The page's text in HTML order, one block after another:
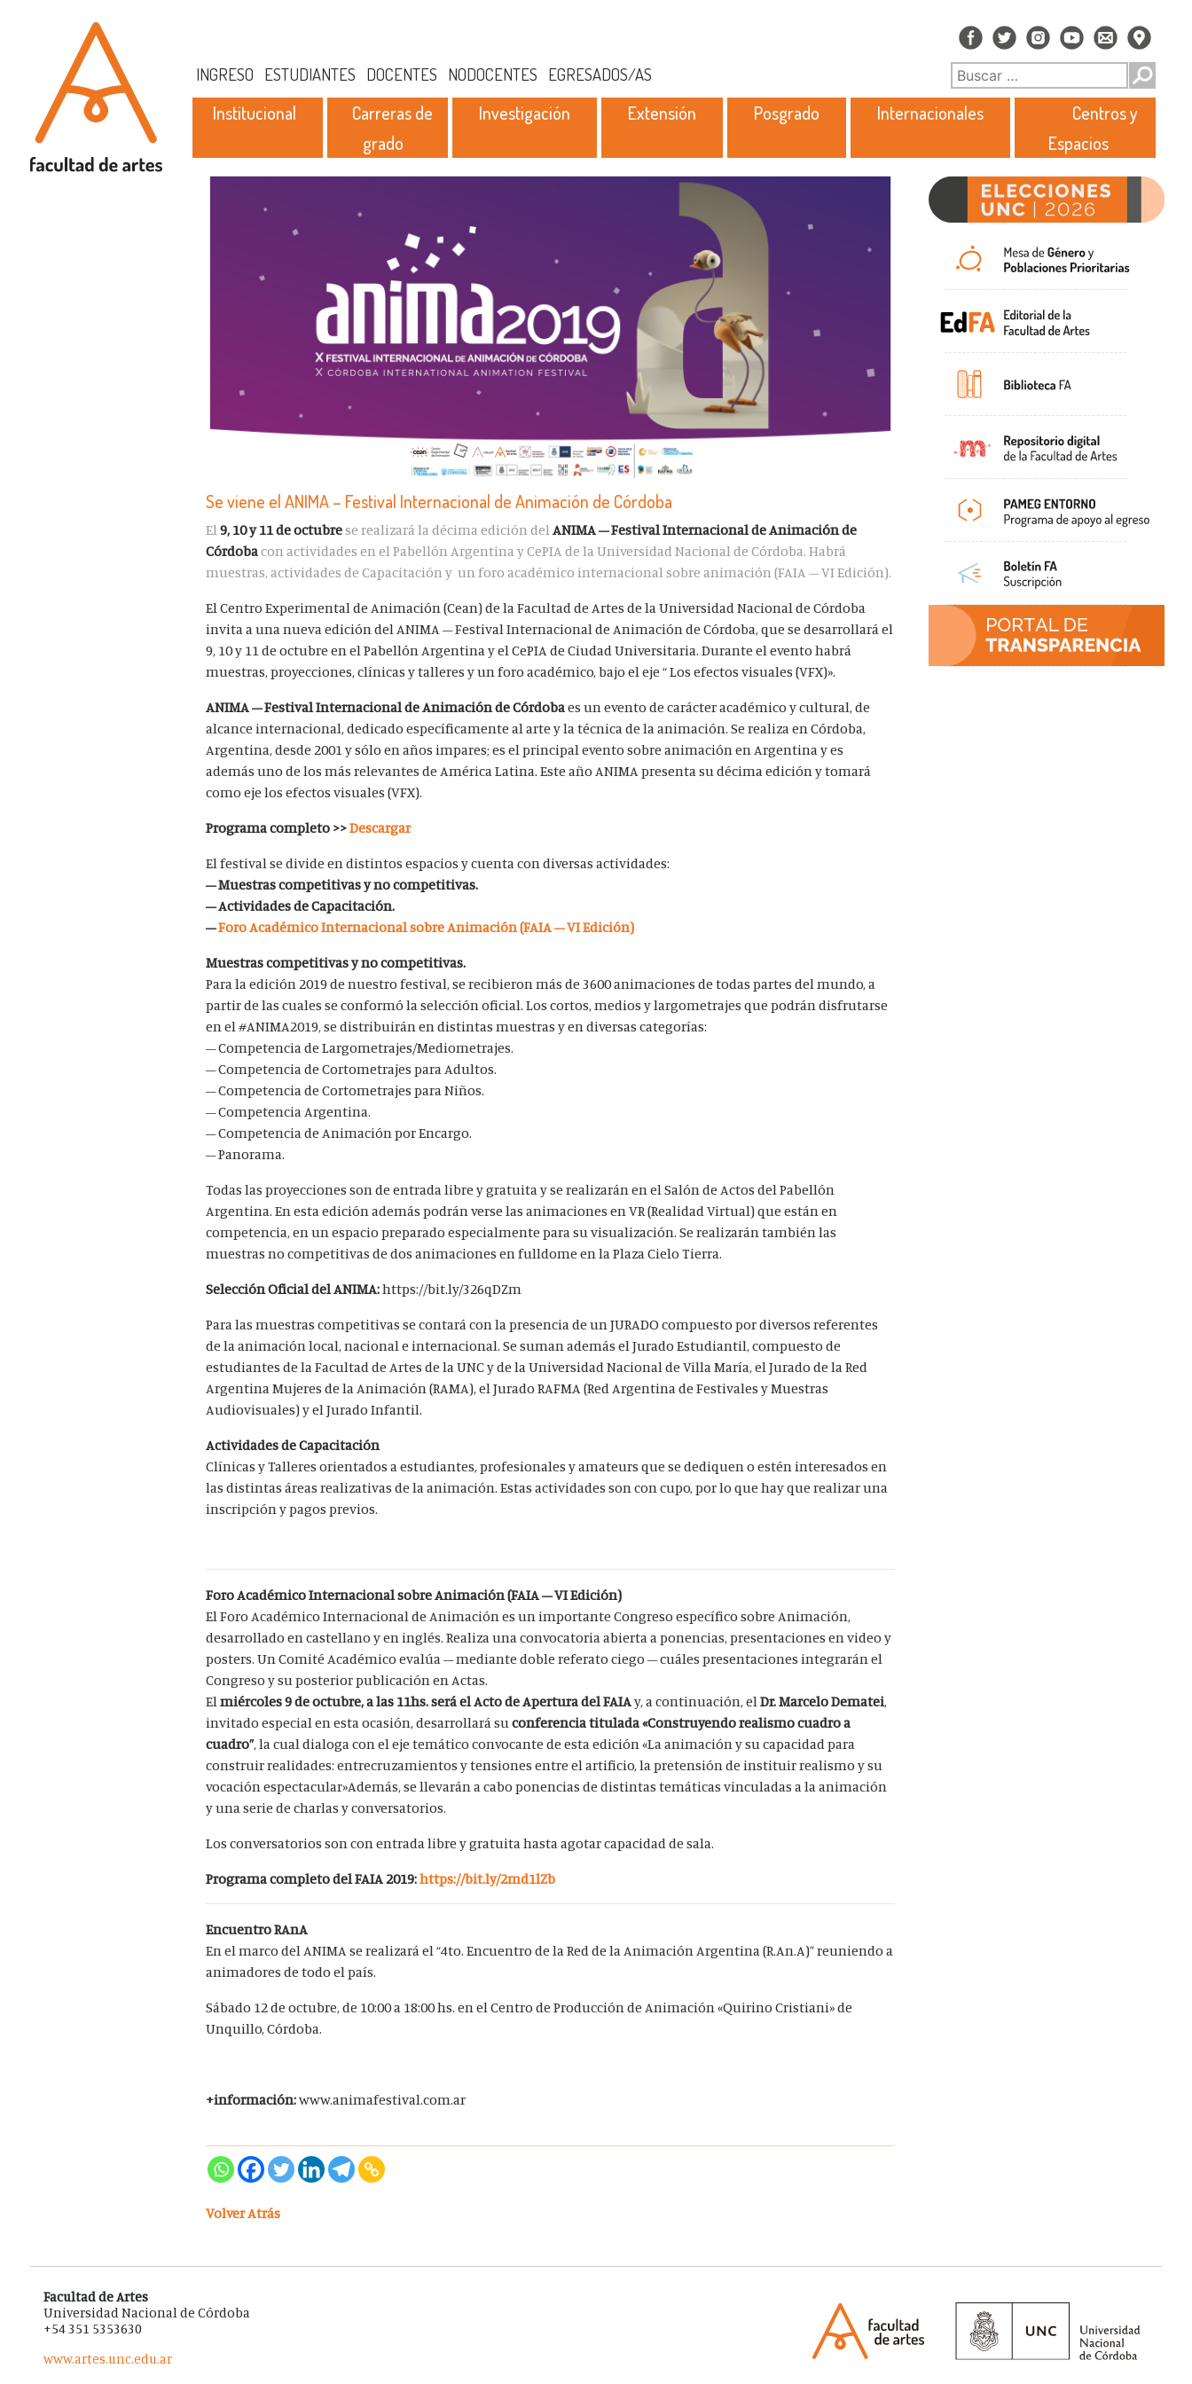
INGRESO ESTUDIANTES DOCENTES NODOCENTES EGRESADOS/AS
Institucional
Carreras de
grado
Investigación Extensión Posgrado Internacionales
Centros y
Espacios
Se viene el ANIMA – Festival Internacional de Animación de Córdoba
El9, 10 y 11 de octubrese realizará la décima edición delANIMA – Festival Internacional de Animación de
Córdobacon actividades en el Pabellón Argentina y CePIA de la Universidad Nacional de Córdoba. Habrá
muestras, actividades de Capacitación y un foro académico internacional sobre animación (FAIA – VI Edición).
El Centro Experimental de Animación (Cean) de la Facultad de Artes de la Universidad Nacional de Córdoba
invita a una nueva edición del ANIMA – Festival Internacional de Animación de Córdoba, que se desarrollará el
9, 10 y 11 de octubre en el Pabellón Argentina y el CePIA de Ciudad Universitaria. Durante el evento habrá
muestras, proyecciones, clínicas y talleres y un foro académico, bajo el eje “Los efectos visuales (VFX)».
ANIMA – Festival Internacional de Animación de Córdobaes un evento de carácter académico y cultural, de
alcance internacional, dedicado específicamente al arte y la técnica de la animación. Se realiza en Córdoba,
Argentina, desde 2001 y sólo en años impares; es el principal evento sobre animación en Argentina y es
además uno de los más relevantes de América Latina. Este año ANIMA presenta su décima edición y tomará
como eje los efectos visuales (VFX).
Programa completo >>Descargar
El festival se divide en distintos espacios y cuenta con diversas actividades:
– Muestras competitivas y no competitivas.
– Actividades de Capacitación.
–Foro Académico Internacional sobre Animación (FAIA – VI Edición)
Muestras competitivas y no competitivas.
Para la edición 2019 de nuestro festival, se recibieron más de3600 animacionesde todas partes del mundo, a
partir de las cuales se conformó la selección oficial. Los cortos, medios y largometrajes que podrán disfrutarse
en el #ANIMA2019, se distribuirán en distintas muestras y en diversas categorías:
– Competencia de Largometrajes/Mediometrajes.
– Competencia de Cortometrajes para Adultos.
– Competencia de Cortometrajes para Niños.
– Competencia Argentina.
– Competencia de Animación por Encargo.
– Panorama.
Todas las proyecciones son de entradalibre y gratuitay se realizarán en el Salón de Actos del Pabellón
Argentina. En esta edición además podrán verse las animaciones enVR (Realidad Virtual)que están en
competencia, en un espacio preparado especialmente para su visualización. Se realizarán también las
muestras no competitivas de dos animacionesen fulldome​en la Plaza Cielo Tierra.
Selección Oficial del ANIMA:https://bit.ly/326qDZm
Para las muestras competitivas se contará con la presencia de unJURADO compuestopor diversos referentes
de la animación local, nacional e internacional. Se suman además el Jurado Estudiantil, compuesto de
estudiantes de la Facultad de Artes de la UNC y de la Universidad Nacional de Villa María, el Jurado de la Red
Argentina Mujeres de la Animación (RAMA), el Jurado RAFMA (Red Argentina de Festivales y Muestras
Audiovisuales)​y el Jurado Infantil.
Actividades de Capacitación
Clínicas y Talleresorientados a estudiantes, profesionales y amateurs que se dediquen o estén interesados en
las distintas áreas realizativas de la animación. Estas actividades son con cupo, por lo que hay que realizar una
inscripción y pagos previos.
Foro Académico Internacional sobre Animación (FAIA – VI Edición)
El Foro Académico Internacional de Animación es un importante Congreso específico sobre Animación,
desarrollado en castellano y en inglés. Realiza una convocatoria abierta a ponencias, presentaciones en video y
posters. Un Comité Académico evalúa – mediante doble referato ciego – cuáles presentaciones integrarán el
Congreso y su posterior publicación en Actas.
Elmiércoles 9 de octubre, a las 11hs. será el Acto de Apertura del FAIAy, a continuación, elDr. MarceloDematei,
invitado especial en esta ocasión, desarrollará suconferencia titulada «Construyendo realismo cuadro a
cuadro”, la cual dialoga con el eje temático convocante de esta edición «La animación y su capacidad para
construir realidades: entrecruzamientos y tensiones entre el artificio, la pretensión de instituir realismo y su
vocación espectacular»Además, se llevarán a cabo ponencias de distintas temáticas vinculadas a la animación
y una serie de charlas y conversatorios.
Los conversatorios ​ son conentrada libre y gratuita hasta agotar capacidad de sala.
Programa completo del FAIA 2019:https://bit.ly/2md1lZb
Encuentro RAnA
En el marco del ANIMA se realizará el “4to. Encuentro de la Red de la Animación Argentina (R.An.A)” reuniendo a
animadores de todo el país.
Sábado 12 de octubre, de 10:00 a 18:00 hs. en el Centro de Producción de Animación «Quirino Cristiani» de
Unquillo, Córdoba.
+información:www.animafestival.com.ar
Volver Atrás
Facultad de Artes
Universidad Nacional de Córdoba
+54 351 5353630
www.artes.unc.edu.ar